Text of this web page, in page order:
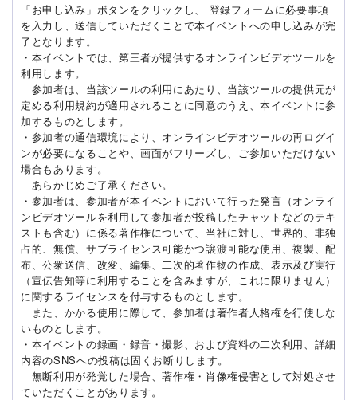
「お申し込み」ボタンをクリックし、 登録フォームに必要事項
を入力し、送信していただくことで本イベントへの申し込みが完
了となります。
・本イベントでは、第三者が提供するオンラインビデオツールを
利用します。
参加者は、当該ツールの利用にあたり、当該ツールの提供元が
定める利用規約が適用されることに同意のうえ、本イベントに参
加するものとします。
・参加者の通信環境により、オンラインビデオツールの再ログイ
ンが必要になることや、画面がフリーズし、ご参加いただけない
場合もあります。
あらかじめご了承ください。
・参加者は、参加者が本イベントにおいて行った発言（オンライ
ンビデオツールを利用して参加者が投稿したチャットなどのテキ
ストも含む）に係る著作権について、当社に対し、世界的、非独
占的、無償、サブライセンス可能かつ譲渡可能な使用、複製、配
布、公衆送信、改変、編集、二次的著作物の作成、表示及び実行
（宣伝告知等に利用することを含みますが、これに限りません）
に関するライセンスを付与するものとします。
また、かかる使用に際して、参加者は著作者人格権を行使しな
いものとします。
・本イベントの録画・録音・撮影、および資料の二次利用、詳細
内容のSNSへの投稿は固くお断りします。
無断利用が発覚した場合、著作権・肖像権侵害として対処させ
ていただくことがあります。